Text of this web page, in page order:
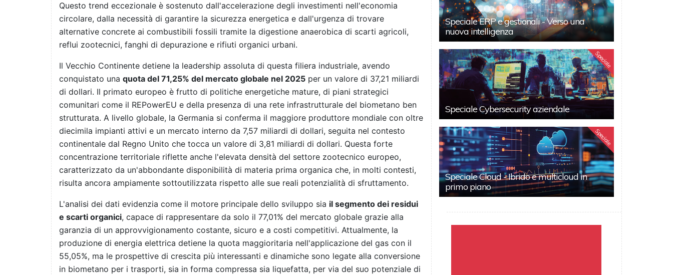
Questo trend eccezionale è sostenuto dall'accelerazione degli investimenti nell'economia
circolare, dalla necessità di garantire la sicurezza energetica e dall'urgenza di trovare
alternative concrete ai combustibili fossili tramite la digestione anaerobica di scarti agricoli,
reflui zootecnici, fanghi di depurazione e rifiuti organici urbani.
Il Vecchio Continente detiene la leadership assoluta di questa filiera industriale, avendo
conquistato una quota del 71,25% del mercato globale nel 2025 per un valore di 37,21 miliardi
di dollari. Il primato europeo è frutto di politiche energetiche mature, di piani strategici
comunitari come il REPowerEU e della presenza di una rete infrastrutturale del biometano ben
strutturata. A livello globale, la Germania si conferma il maggiore produttore mondiale con oltre
diecimila impianti attivi e un mercato interno da 7,57 miliardi di dollari, seguita nel contesto
continentale dal Regno Unito che tocca un valore di 3,81 miliardi di dollari. Questa forte
concentrazione territoriale riflette anche l'elevata densità del settore zootecnico europeo,
caratterizzato da un'abbondante disponibilità di materia prima organica che, in molti contesti,
risulta ancora ampiamente sottoutilizzata rispetto alle sue reali potenzialità di sfruttamento.
L'analisi dei dati evidenzia come il motore principale dello sviluppo sia il segmento dei residui
e scarti organici, capace di rappresentare da solo il 77,01% del mercato globale grazie alla
garanzia di un approvvigionamento costante, sicuro e a costi competitivi. Attualmente, la
produzione di energia elettrica detiene la quota maggioritaria nell'applicazione del gas con il
55,05%, ma le prospettive di crescita più interessanti e dinamiche sono legate alla conversione
in biometano per i trasporti, sia in forma compressa sia liquefatta, per via del suo potenziale di
Speciale ERP e gestionali - Verso una
nuova intelligenza
Speciale
Speciale Cybersecurity aziendale
Speciale
Speciale Cloud - Ibrido e multicloud in
primo piano